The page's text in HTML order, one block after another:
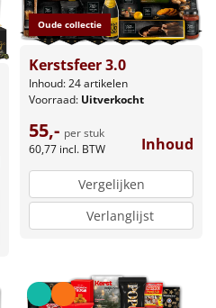
Oude collectie
Kerstsfeer 3.0
Inhoud: 24 artikelen
Voorraad: Uitverkocht
55,- per stuk
60,77 incl. BTW Inhoud
Vergelijken
Verlanglijst